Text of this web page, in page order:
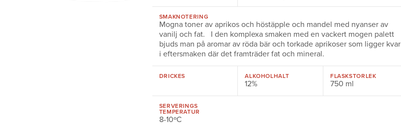
SMAKNOTERING
Mogna toner av aprikos och höstäpple och mandel med nyanser av
vanilj och fat. I den komplexa smaken med en vackert mogen palett
bjuds man på aromar av röda bär och torkade aprikoser som ligger kvar
i eftersmaken där det framträder fat och mineral.
DRICKES ALKOHOLHALT
12%
FLASKSTORLEK
750 ml
SERVERINGS
TEMPERATUR
8-10ºC